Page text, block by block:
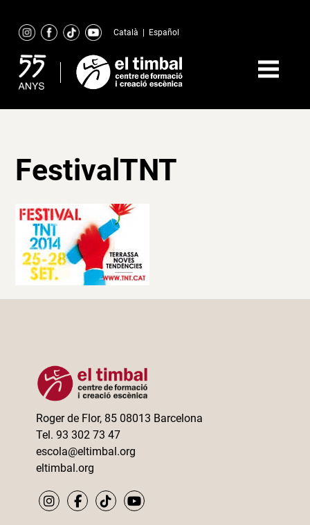
content
Català Español
FestivalTNT
Roger de Flor, 85 08013 Barcelona
Tel. 93 302 73 47
escola@eltimbal.org
eltimbal.org